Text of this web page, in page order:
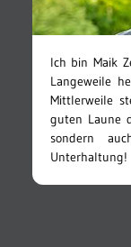
Ich bin Maik
Langeweile
Mittlerweile
guten Laune
sondern
Unterhaltung!